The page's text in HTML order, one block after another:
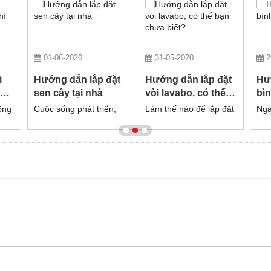
01-06-2020
Hướng dẫn lắp đặt
sen cây tại nhà
Cuộc sống phát triển,
đời sống con người
ngày một cải thiện, việc
sử dụng sen cây tắm
đình, mỗi căn hộ
31-05-2020
Hướng dẫn lắp đặt
vòi lavabo, có thể
bạn chưa biết?
Làm thế nào để lắp đặt
chóng, đạt tiêu chuẩn,
tiết kiệm chi phí nhất,